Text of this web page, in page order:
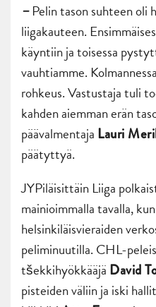
–Pelin tason suhteen oli
liigakauteen.
käyntiin ja toisessa
vauhtiamme.
rohkeus. Vastustaja tuli
kahden aiemman erän
päävalmentaja Lauri
päätyttyä.
JYPiläisittäin Liiga
mainioimmalla tavalla,
helsinkiläisvieraiden
peliminuutilla. CHL-
tšekkihyökkääjä David
pisteiden väliin ja iski